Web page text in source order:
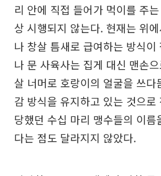
리 안에 직접 들어가 먹이를 주
상 시행되지 않는다. 현재는 위
나 창살 틈새로 급여하는 방식이
나 문 사육사는 집게 대신 맨손
살 너머로 호랑이의 얼굴을 쓰다
감 방식을 유지하고 있는 것으
당했던 수십 마리 맹수들의 이름
다는 점도 달라지지 않았다.